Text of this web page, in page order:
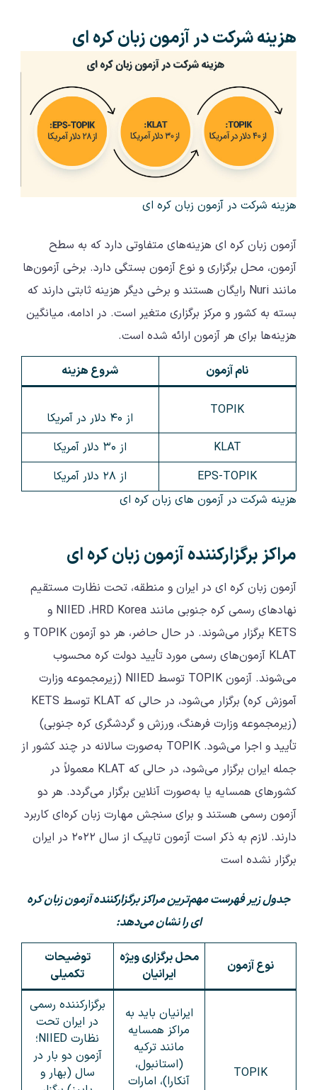
هزینه شرکت در آزمون زبان کره ای
هزینه شرکت در آزمون زبان کره ای
آزمون زبان کره ای هزینه‌های متفاوتی دارد که به سطح
آزمون، محل برگزاری و نوع آزمون بستگی دارد. برخی آزمون‌ها
مانند Nuri رایگان هستند و برخی دیگر هزینه ثابتی دارند که
بسته به کشور و مرکز برگزاری متغیر است. در ادامه، میانگین
هزینه‌ها برای هر آزمون ارائه شده است.
نام آزمون شروع هزینه
TOPIK
از ۴۰ دلار در آمریکا
KLAT
از ۳۰ دلار آمریکا
EPS-TOPIK
از ۲۸ دلار آمریکا
هزینه شرکت در آزمون های زبان کره ای
مراکز برگزارکننده آزمون زبان کره ای
آزمون زبان کره ای در ایران و منطقه، تحت نظارت مستقیم
نهادهای رسمی کره جنوبی مانند NIIED ،HRD Korea و
KETS برگزار می‌شوند. در حال حاضر، هر دو آزمون TOPIK و
KLAT آزمون‌های رسمی مورد تأیید دولت کره محسوب
می‌شوند. آزمون TOPIK توسط NIIED (زیرمجموعه وزارت
آموزش کره) برگزار می‌شود، در حالی که KLAT توسط KETS
(زیرمجموعه وزارت فرهنگ، ورزش و گردشگری کره جنوبی)
تأیید و اجرا می‌شود. TOPIK به‌صورت سالانه در چند کشور از
جمله ایران برگزار می‌شود، در حالی که KLAT معمولاً در
کشورهای همسایه یا به‌صورت آنلاین برگزار می‌گردد. هر دو
آزمون رسمی هستند و برای سنجش مهارت زبان کره‌ای کاربرد
دارند. لازم به ذکر است آزمون تاپیک از سال ۲۰۲۲ در ایران
برگزار نشده است
جدول زیر فهرست مهم‌ترین مراکز برگزارکننده آزمون زبان کره
ای را نشان می‌دهد:
نوع آزمون
محل برگزاری ویژه
ایرانیان
توضیحات
تکمیلی
TOPIK
ایرانیان باید به
مراکز همسایه
مانند ترکیه
(استانبول،
آنکارا)، امارات
برگزارکننده رسمی
در ایران تحت
نظارت NIIED؛
آزمون دو بار در
سال (بهار و